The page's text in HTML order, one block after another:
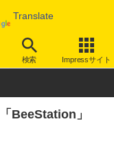
Translate
検索 Impressサイト
BeeStation」